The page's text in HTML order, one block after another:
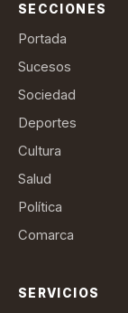
SECCIONES
Portada
Sucesos
Sociedad
Deportes
Cultura
Salud
Política
Comarca
SERVICIOS